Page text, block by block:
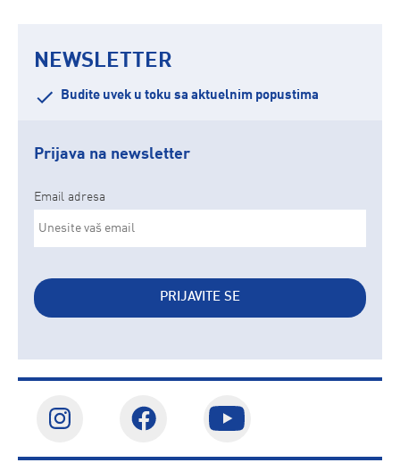
NEWSLETTER
Budite uvek u toku sa aktuelnim popustima
Prijava na newsletter
Email adresa
PRIJAVITE SE